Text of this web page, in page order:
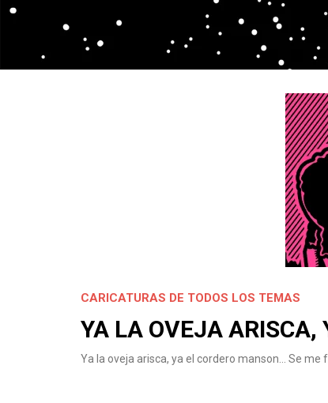
CARICATURAS DE TODOS LOS TEMAS
YA LA OVEJA ARISCA,
Ya la oveja arisca, ya el cordero manson… Se